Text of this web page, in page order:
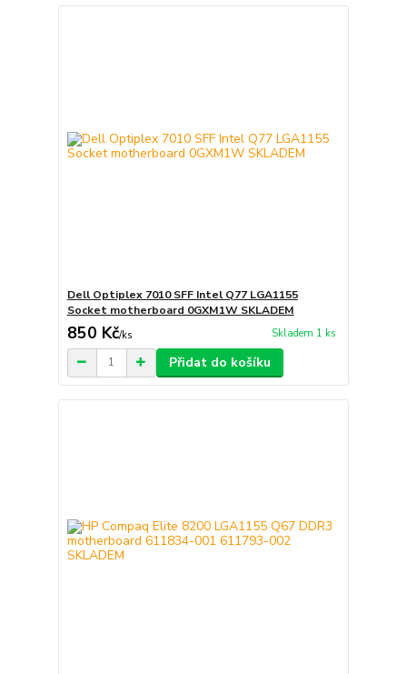
Dell Optiplex 7010 SFF Intel Q77 LGA1155
Socket motherboard 0GXM1W SKLADEM
850 Kč/ks Skladem 1 ks
Přidat do košíku